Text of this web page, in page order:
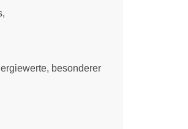
besonderer